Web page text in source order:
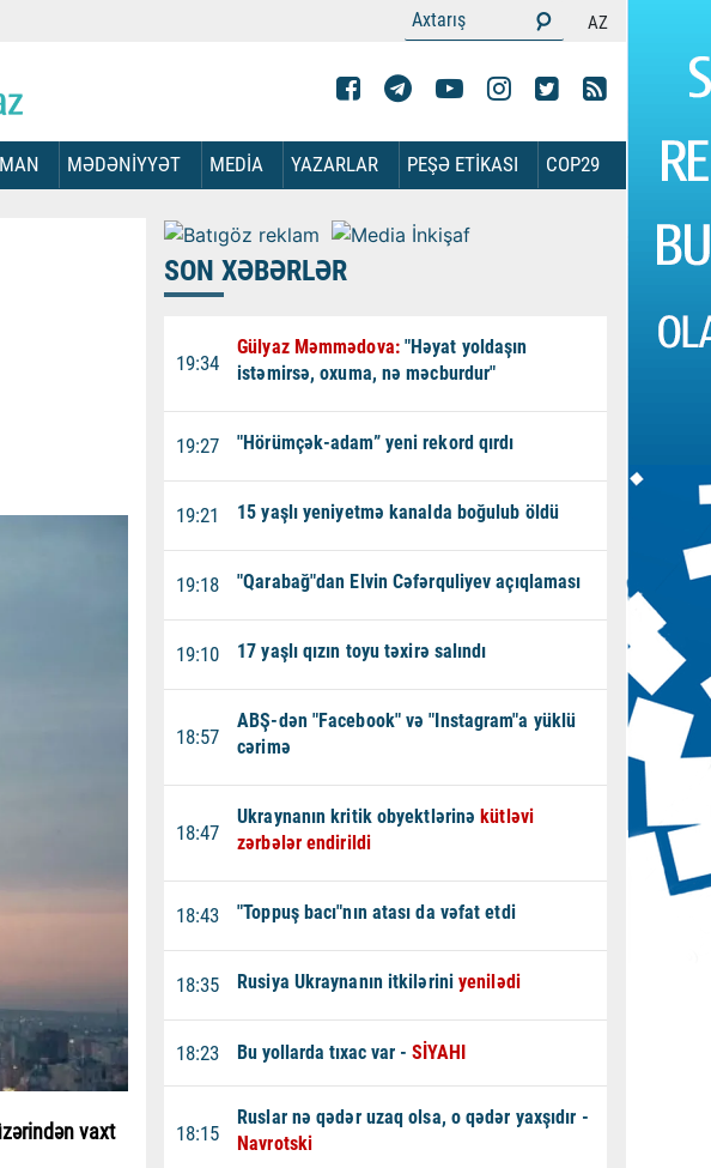
AZ
MƏDƏNİYYƏT MEDİA YAZARLAR PEŞƏ ETİKASI COP29
vaxt
SON XƏBƏRLƏR
19:34
Gülyaz Məmmədova:"Həyat yoldaşın
istəmirsə, oxuma, nə məcburdur"
19:27 "Hörümçək-adam” yeni rekord qırdı
19:21 15 yaşlı yeniyetmə kanalda boğulub öldü
19:18 "Qarabağ"dan Elvin Cəfərquliyev açıqlaması
19:10 17 yaşlı qızın toyu təxirə salındı
18:57
ABŞ-dən "Facebook" və "Instagram"a yüklü
cərimə
18:47
Ukraynanın kritik obyektlərinəkütləvi
zərbələr endirildi
18:43 "Toppuş bacı"nın atası da vəfat etdi
18:35 Rusiya Ukraynanın itkiləriniyenilədi
18:23 Bu yollarda tıxac var -SİYAHI
18:15
Ruslar nə qədər uzaq olsa, o qədər yaxşıdır -
Navrotski